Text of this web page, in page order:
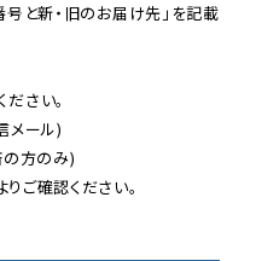
号と新・旧のお届け先」を記載
さい。
メール)
方のみ)
りご確認ください。